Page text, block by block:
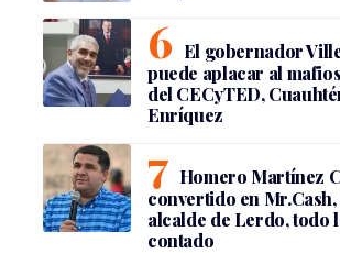
El gobernador
puede aplacar al
del CECyTED,
Enríquez
Homero Martínez
convertido en
alcalde de Lerdo, todo
contado